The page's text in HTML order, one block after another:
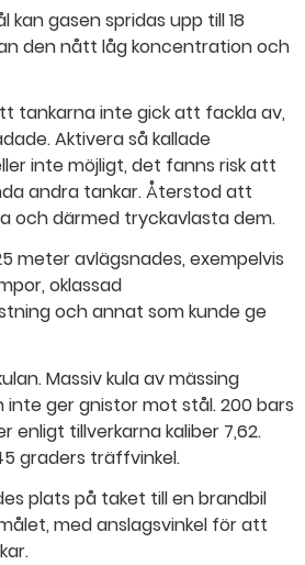
gasen spridas upp till 18
den nått låg koncentration och
tankarna inte gick att fackla av,
Aktivera så kallade
inte möjligt, det fanns risk att
andra tankar. Återstod att
och därmed tryckavlasta dem.
meter avlägsnades, exempelvis
oklassad
och annat som kunde ge
Massiv kula av mässing
ger gnistor mot stål. 200 bars
enligt tillverkarna kaliber 7,62.
graders träffvinkel.
plats på taket till en brandbil
med anslagsvinkel för att